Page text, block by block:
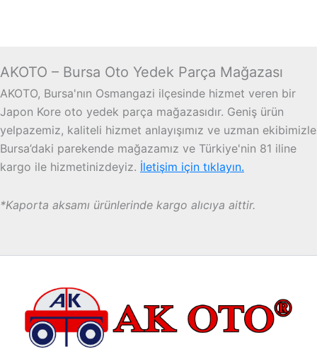
AKOTO – Bursa Oto Yedek Parça Mağazası
AKOTO, Bursa'nın Osmangazi ilçesinde hizmet veren bir
Japon Kore oto yedek parça mağazasıdır. Geniş ürün
yelpazemiz, kaliteli hizmet anlayışımız ve uzman ekibimizle
Bursa’daki parekende mağazamız ve Türkiye'nin 81 iline
kargo ile hizmetinizdeyiz. İletişim için tıklayın.
*Kaporta aksamı ürünlerinde kargo alıcıya aittir.